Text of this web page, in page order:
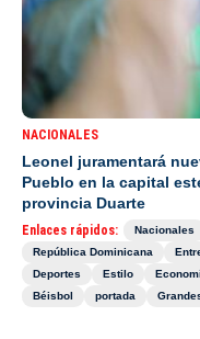
NACIONALES
Leonel juramentará
Pueblo en la capital
provincia Duarte
Enlaces rápidos: Nacionales
República Dominicana
Deportes
Estilo
Béisbol
portada